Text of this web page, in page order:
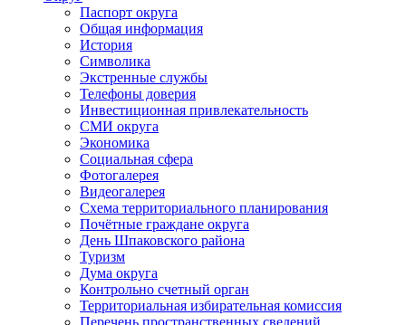
Паспорт округа
Общая информация
История
Символика
Экстренные службы
Телефоны доверия
Инвестиционная привлекательность
СМИ округа
Экономика
Социальная сфера
Фотогалерея
Видеогалерея
Схема территориального планирования
Почётные граждане округа
День Шпаковского района
Туризм
Дума округа
Контрольно счетный орган
Территориальная избирательная комиссия